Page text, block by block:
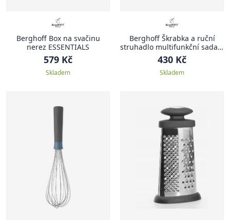
Berghoff Box na svačinu
nerez ESSENTIALS
579 Kč
Skladem
Berghoff Škrabka a ruční
struhadlo multifunkční sada 3
ks
430 Kč
Skladem